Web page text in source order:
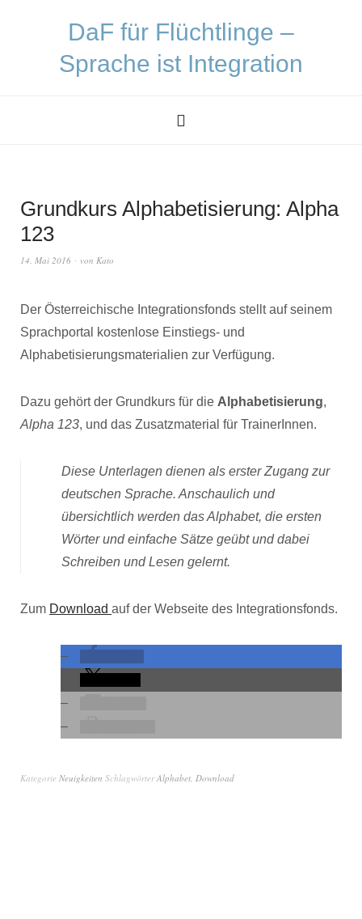
DaF für Flüchtlinge –
Sprache ist Integration
Grundkurs Alphabetisierung: Alpha
123
14. Mai 2016 von Kato
Der Österreichische Integrationsfonds stellt auf seinem
Sprachportal kostenlose Einstiegs- und
Alphabetisierungsmaterialien zur Verfügung.
Dazu gehört der Grundkurs für die Alphabetisierung,
Alpha 123, und das Zusatzmaterial für TrainerInnen.
Diese Unterlagen dienen als erster Zugang zur
deutschen Sprache. Anschaulich und
übersichtlich werden das Alphabet, die ersten
Wörter und einfache Sätze geübt und dabei
Schreiben und Lesen gelernt.
Zum Download auf der Webseite des Integrationsfonds.
Kategorie Neuigkeiten SchlagwörterAlphabet, Download